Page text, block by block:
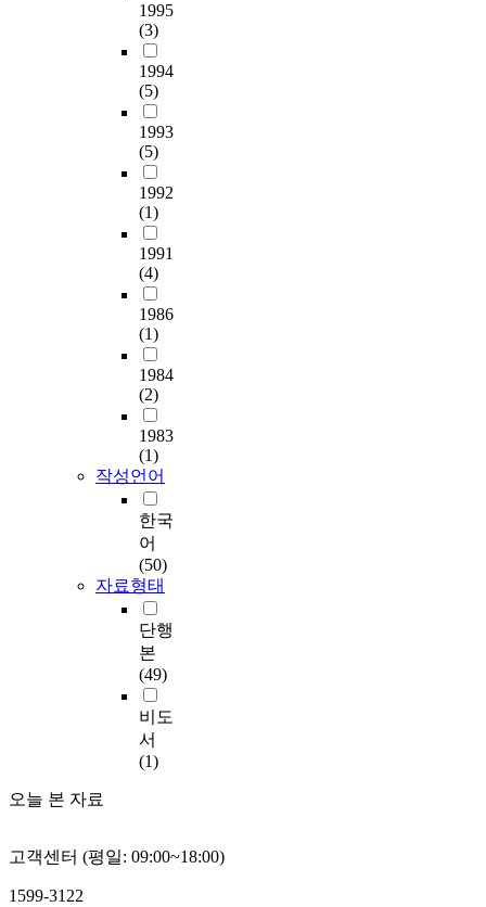
1995
(3)
1994
(5)
1993
(5)
1992
(1)
1991
(4)
1986
(1)
1984
(2)
1983
(1)
작성언어
한국
어
(50)
자료형태
단행
본
(49)
비도
서
(1)
오늘 본 자료
고객센터 (평일: 09:00~18:00)
1599-3122